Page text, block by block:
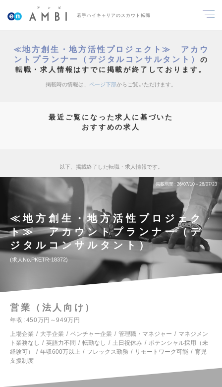
若手ハイキャリアのスカウト転職
≪地方創生・地方活性プロジェクト≫ アカウ
ントプランナー（デジタルコンサルタント） の
転職・求人情報はすでに掲載が終了しております。
掲載時の情報は、 ページ下部からご覧いただけます。
最近ご覧になった求人に基づいた
おすすめの求人
以下、掲載終了した転職・求人情報です。
掲載期間 26/07/10～26/07/23
≪地方創生・地方活性プロジェク
ト≫ アカウントプランナー（デ
ジタルコンサルタント）
求人No.PKETR-18372
営業（法人向け）
年収
450万円～949万円
上場企業
大手企業 ベンチャー企業 管理職・マネジャー
マネジメン
ト業務なし
英語力不問 転勤なし 土日祝休み
ポテンシャル採用（未
経験可）
年収600万以上 フレックス勤務 リモートワーク可能
育児
支援制度